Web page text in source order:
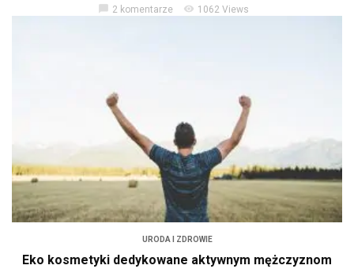
chat_bubble 2 komentarze visibility 1062 Views
URODA I ZDROWIE
Eko kosmetyki dedykowane aktywnym mężczyznom